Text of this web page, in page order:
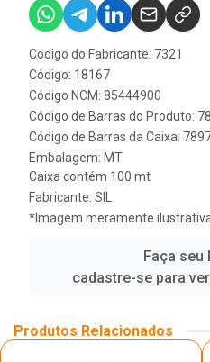
Código do Fabricante: 7321
Código: 18167
Código NCM: 85444900
Código de Barras do Produto:
Código de Barras da Caixa:
Embalagem: MT
Caixa contém 100 mt
Fabricante: SIL
*Imagem meramente
Faça seu
cadastre-se para
Produtos Relacionados